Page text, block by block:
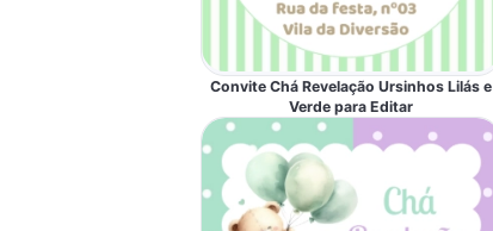
Convite Chá Revelação Ursinhos Lilás e
Verde para Editar